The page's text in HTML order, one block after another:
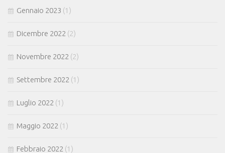
Gennaio 2023 (1)
Dicembre 2022 (2)
Novembre 2022 (2)
Settembre 2022 (1)
Luglio 2022 (1)
Maggio 2022 (1)
Febbraio 2022 (1)